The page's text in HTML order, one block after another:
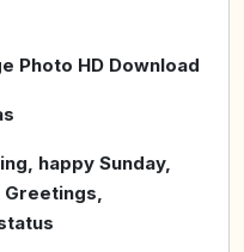
Photo HD Download
happy Sunday,